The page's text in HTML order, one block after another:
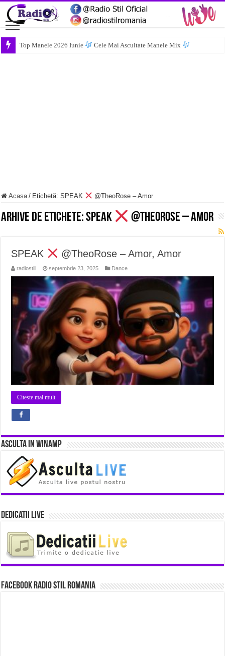
Top Manele 2026 Iunie Cele Mai Ascultate Manele Mix
Acasa / Etichetă:SPEAK @TheoRose – Amor
Arhive de etichete:SPEAK @TheoRose – Amor
SPEAK @TheoRose – Amor, Amor
radiostill septembrie 23, 2025 Dance
Citeste mai mult
Asculta in Winamp
Dedicatii Live
Facebook Radio Stil Romania